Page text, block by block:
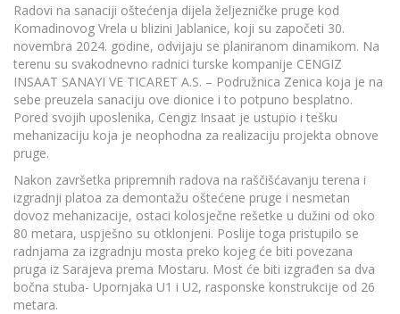
Radovi na sanaciji oštećenja dijela željezničke pruge kod
Komadinovog Vrela u blizini Jablanice, koji su započeti 30.
novembra 2024. godine, odvijaju se planiranom dinamikom. Na
terenu su svakodnevno radnici turske kompanije CENGIZ
INSAAT SANAYI VE TICARET A.S. – Podružnica Zenica koja je na
sebe preuzela sanaciju ove dionice i to potpuno besplatno.
Pored svojih uposlenika, Cengiz Insaat je ustupio i tešku
mehanizaciju koja je neophodna za realizaciju projekta obnove
pruge.
Nakon završetka pripremnih radova na raščišćavanju terena i
izgradnji platoa za demontažu oštećene pruge i nesmetan
dovoz mehanizacije, ostaci kolosječne rešetke u dužini od oko
80 metara, uspješno su otklonjeni. Poslije toga pristupilo se
radnjama za izgradnju mosta preko kojeg će biti povezana
pruga iz Sarajeva prema Mostaru. Most će biti izgrađen sa dva
bočna stuba- Upornjaka U1 i U2, rasponske konstrukcije od 26
metara.